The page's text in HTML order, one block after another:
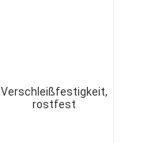
Verschleißfestigkeit,
rostfest